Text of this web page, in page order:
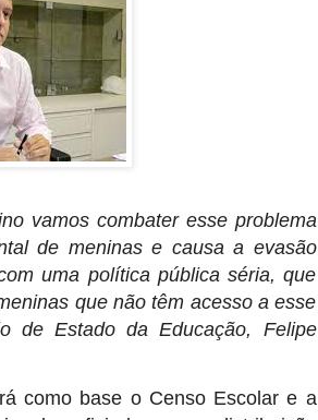
vamos combater esse problema
de meninas e causa a evasão
uma política pública séria, que
que não têm acesso a esse
de Estado da Educação, Felipe
como base o Censo Escolar e a